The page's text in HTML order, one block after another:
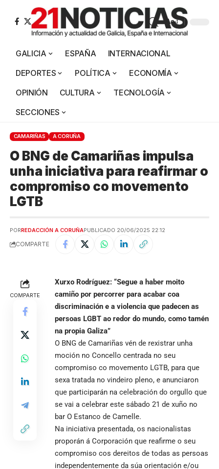
Aa
GALICIA ESPAÑA
INTERNACIONAL
DEPORTES
POLÍTICA
ECONOMÍA
OPINIÓN
CULTURA
TECNOLOGÍA
SECCIONES
CAMARIÑAS A CORUÑA
O BNG de Camariñas impulsa
unha iniciativa para reafirmar o
compromiso co movemento
LGTB
PORREDACCIÓN A CORUÑAPUBLICADO 20/06/2025 22:12
COMPARTE
COMPARTE
Xurxo Rodríguez: “Segue a haber moito
camiño por percorrer para acabar coa
discriminación e a violencia que padecen as
persoas LGBT ao redor do mundo, como tamén
na propia Galiza”
O BNG de Camariñas vén de rexistrar unha
moción no Concello centrada no seu
compromiso co movemento LGTB, para que
sexa tratada no vindeiro pleno, e anunciaron
que participarán na celebración do orgullo que
se vai a celebrar este sábado 21 de xuño no
bar O Estanco de Camelle.
Na iniciativa presentada, os nacionalistas
proporán á Corporación que reafirme o seu
compromiso cos dereitos de todas as persoas
independentemente da súa orientación e/ou